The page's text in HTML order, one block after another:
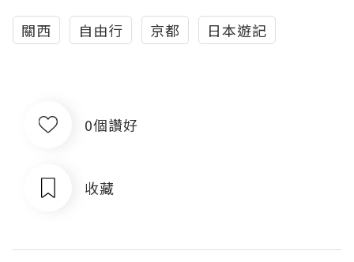
關西 自由行 京都 日本遊記
0個讚好
收藏